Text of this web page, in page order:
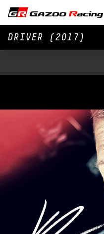
DRIVER (2017)